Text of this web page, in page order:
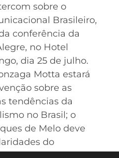
sobre o
Brasileiro,
conferência da
no Hotel
dia 25 de julho.
Motta estará
sobre as
tendências da
no Brasil; o
de Melo deve
do